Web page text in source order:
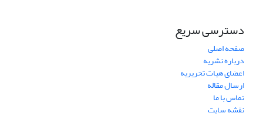
دسترسی سریع
صفحه اصلی
درباره نشریه
اعضای هیات تحریریه
ارسال مقاله
تماس با ما
نقشه سایت